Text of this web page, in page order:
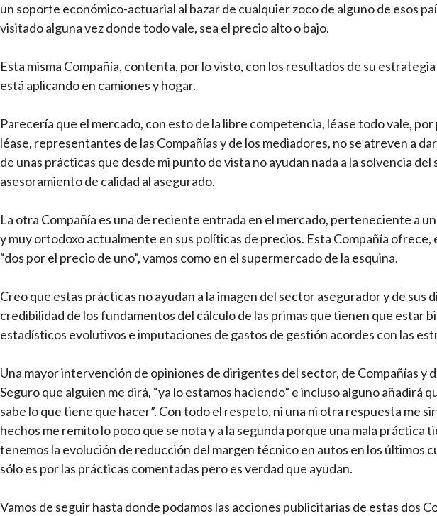
un soporte económico-actuarial al bazar de cualquier zoco de alguno de esos
visitado alguna vez donde todo vale, sea el precio alto o bajo.
Esta misma Compañía, contenta, por lo visto, con los resultados de su
está aplicando en camiones y hogar.
Parecería que el mercado, con esto de la libre competencia, léase todo vale,
léase, representantes de las Compañías y de los mediadores, no se atreven a
de unas prácticas que desde mi punto de vista no ayudan nada a la solvencia
asesoramiento de calidad al asegurado.
La otra Compañía es una de reciente entrada en el mercado, perteneciente a
y muy ortodoxo actualmente en sus políticas de precios. Esta Compañía ofrece,
“dos por el precio de uno”, vamos como en el supermercado de la esquina.
Creo que estas prácticas no ayudan a la imagen del sector asegurador y de
credibilidad de los fundamentos del cálculo de las primas que tienen que estar
estadísticos evolutivos e imputaciones de gastos de gestión acordes con las
Una mayor intervención de opiniones de dirigentes del sector, de Compañías y
Seguro que alguien me dirá, “ya lo estamos haciendo” e incluso alguno añadirá
sabe lo que tiene que hacer”. Con todo el respeto, ni una ni otra respuesta me
hechos me remito lo poco que se nota y a la segunda porque una mala práctica
tenemos la evolución de reducción del margen técnico en autos en los últimos
sólo es por las prácticas comentadas pero es verdad que ayudan.
Vamos de seguir hasta donde podamos las acciones publicitarias de estas dos